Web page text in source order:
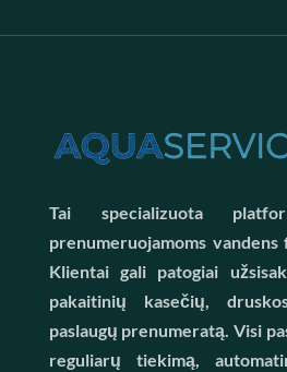
Tai specializuota
prenumeruojamoms
Klientai gali patogiai
pakaitinių kasečių,
paslaugų prenumeratą. Visi
reguliarų tiekimą,